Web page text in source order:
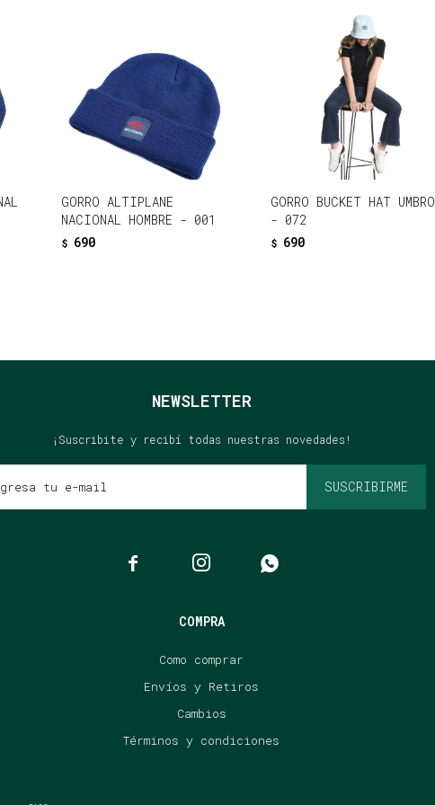
GORRO ALTIPLANE
NACIONAL HOMBRE - 001
$ 690
GORRO BUCKET HAT UMBRO
- 072
$ 690
COMPRA
Como comprar
Envíos y Retiros
Cambios
Términos y condiciones
NEWSLETTER
¡Suscribite y recibí todas nuestras novedades!
SUSCRIBIRME
  